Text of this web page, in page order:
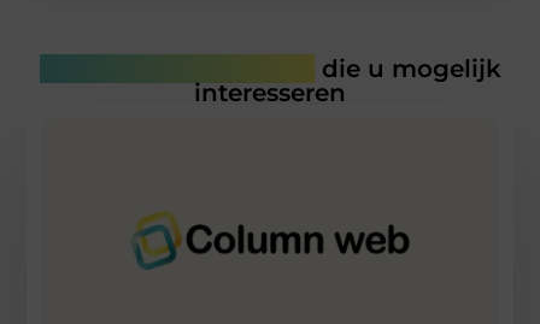
die u mogelijk
interesseren